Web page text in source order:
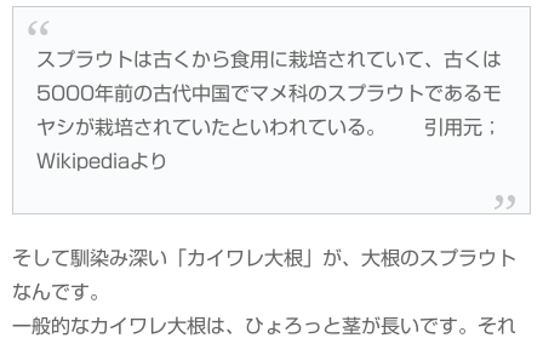
スプラウトは古くから食用に栽培されていて、古くは
5000年前の古代中国でマメ科のスプラウトであるモ
ヤシが栽培されていたといわれている。 引用元；
Wikipediaより
そして馴染み深い「カイワレ大根」が、大根のスプラウト
なんです。
一般的なカイワレ大根は、ひょろっと茎が長いです。それ